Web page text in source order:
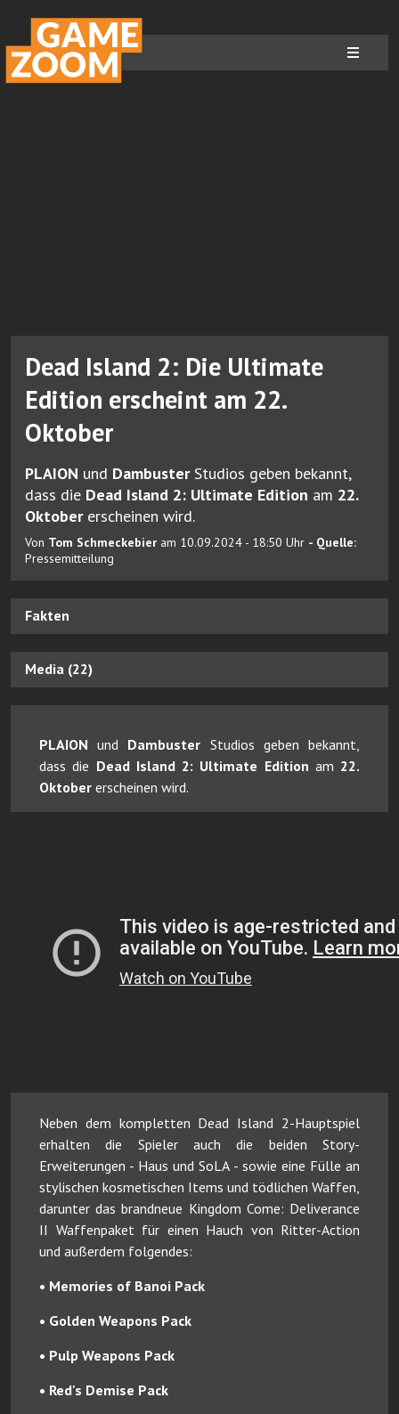
Dead Island 2: Die Ultimate
Edition erscheint am 22.
Oktober
PLAION und Dambuster Studios geben bekannt,
dass die Dead Island 2: Ultimate Edition am 22.
Oktobererscheinen wird.
Von Tom Schmeckebier am 10.09.2024 - 18:50 Uhr - Quelle:
Pressemitteilung
Fakten
Media (22)
PLAIONund Dambuster Studios geben bekannt,
dass die Dead Island 2: Ultimate Edition am 22.
Oktober erscheinen wird.
Neben dem kompletten Dead Island 2-Hauptspiel
erhalten die Spieler auch die beiden Story-
Erweiterungen - Haus und SoLA - sowie eine Fülle an
stylischen kosmetischen Items und tödlichen Waffen,
darunter das brandneue Kingdom Come: Deliverance
II Waffenpaket für einen Hauch von Ritter-Action
und außerdem folgendes:
• Memories of Banoi Pack
• Golden Weapons Pack
• Pulp Weapons Pack
• Red's Demise Pack